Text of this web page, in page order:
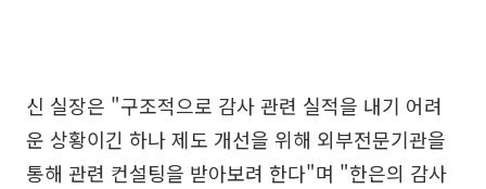
신 실장은 "구조적으로 감사 관련 실적을 내기 어려
운 상황이긴 하나 제도 개선을 위해 외부전문기관을
통해 관련 컨설팅을 받아보려 한다"며 "한은의 감사